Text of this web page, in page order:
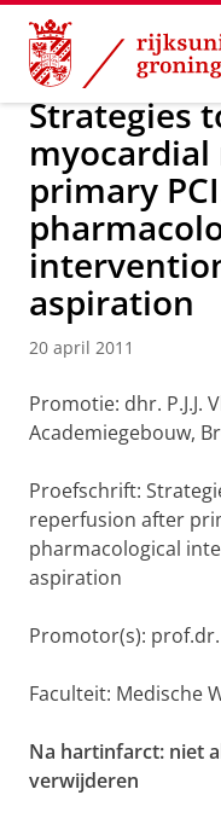
Skip
Content
Skip
Navigation
Over ons Actueel
Strategies
primary
aspiration
20 april 2011
Promotie: dhr. P.J.J.
Academiegebouw,
Proefschrift:
reperfusion after
pharmacological
aspiration
Promotor(s): prof.dr.
Faculteit: Medische
Na hartinfarct: niet
verwijderen